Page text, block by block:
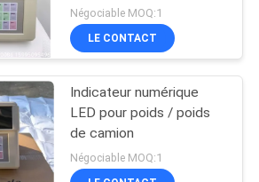
YAOHUA XK3190-A9
Négociable MOQ:1
LE CONTACT
Indicateur numérique
LED pour poids / poids
de camion
Négociable MOQ:1